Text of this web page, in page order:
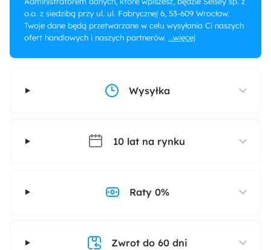
o.o. z siedzibą przy ul. ul. Fabrycznej 6, 53-609 Wrocław.
Twoje dane będą przetwarzane w celu wysyłania Ci naszych
ofert handlowych i naszych partnerów. ...więcej
Wysyłka
10 lat na rynku
Raty 0%
Zwrot do 60 dni